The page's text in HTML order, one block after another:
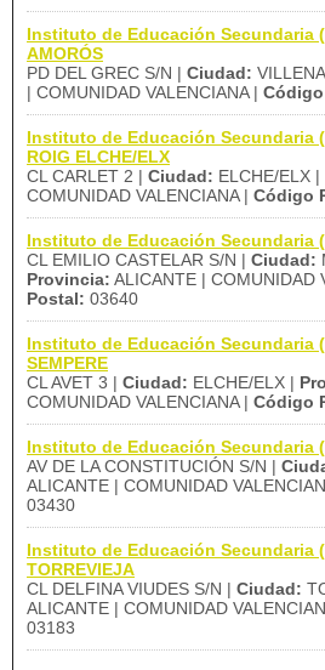
Instituto de Educación Secundaria
AMORÓS
PD DEL GREC S/N | Ciudad:
| COMUNIDAD VALENCIANA |
Instituto de Educación Secundaria
ROIG ELCHE/ELX
CL CARLET 2 | Ciudad: ELCHE/ELX |
COMUNIDAD VALENCIANA | Código
Instituto de Educación Secundaria
CL EMILIO CASTELAR S/N | Ciudad:
Provincia: ALICANTE | COMUNIDAD
Postal: 03640
Instituto de Educación Secundaria
SEMPERE
CL AVET 3 | Ciudad: ELCHE/ELX |
COMUNIDAD VALENCIANA | Código
Instituto de Educación Secundaria
AV DE LA CONSTITUCIÓN S/N |
ALICANTE | COMUNIDAD
03430
Instituto de Educación Secundaria
TORREVIEJA
CL DELFINA VIUDES S/N | Ciudad:
ALICANTE | COMUNIDAD
03183